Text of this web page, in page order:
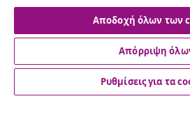
© 2008-2026 vidaXL Ο ιστότοπος
Αποδοχή όλων των
Απόρριψη
Ρυθμίσεις για τα